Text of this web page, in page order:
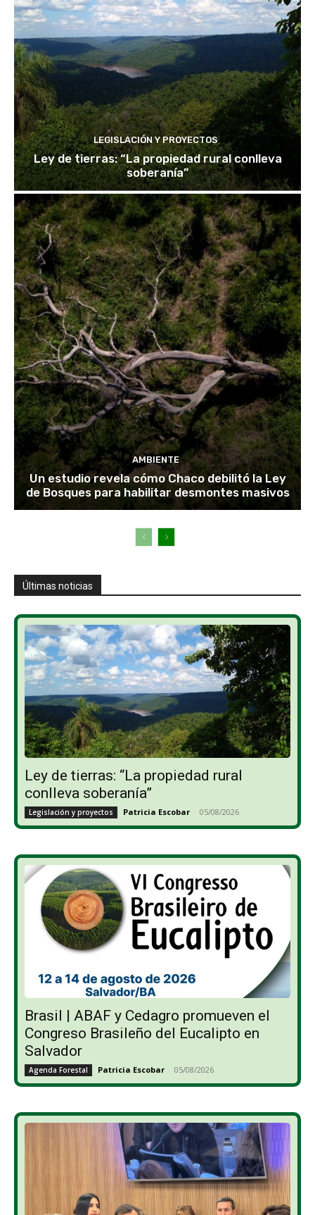
LEGISLACIÓN Y PROYECTOS
Ley de tierras: “La propiedad rural conlleva
soberanía”
AMBIENTE
Un estudio revela cómo Chaco debilitó la Ley
de Bosques para habilitar desmontes masivos
Últimas noticias
Ley de tierras: “La propiedad rural
conlleva soberanía”
Legislación y proyectos Patricia Escobar - 05/08/2026
Brasil | ABAF y Cedagro promueven el
Congreso Brasileño del Eucalipto en
Salvador
Agenda Forestal Patricia Escobar - 05/08/2026